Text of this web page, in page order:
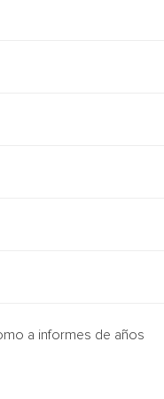
a informes de años